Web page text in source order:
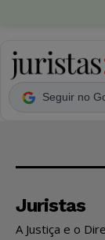
Seguir no
Juristas
A Justiça e o